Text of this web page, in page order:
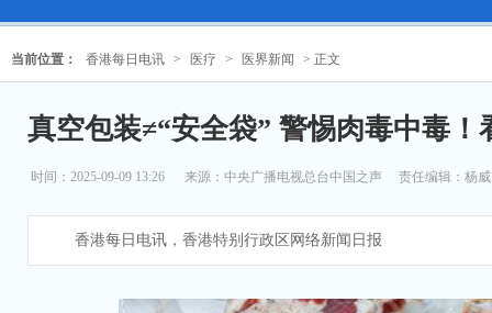
当前位置： 香港每日电讯 > 医疗 > 医界新闻 > 正文
真空包装≠“安全袋” 警惕肉毒中毒！
时间：2025-09-09 13:26 来源： 中央广播电视总台中国之声 责任编辑：杨威
香港每日电讯，香港特别行政区网络新闻日报